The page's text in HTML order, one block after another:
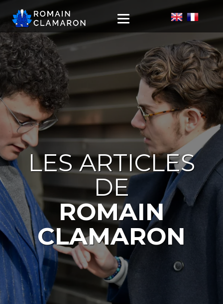
LES ARTICLES
DE
ROMAIN
CLAMARON